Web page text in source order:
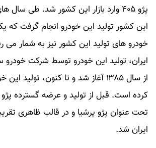
این کشور تولید این خودرو انجام گرفت که
خودرو های تولید این کشور نیز به شمار می
ایران، تولید این خودرو توسط شرکت خودرو
از سال ۱۳۸۵ آغاز شد و تا کنون، تولید
کرده است. قبل از تولید و عرضه گسترده
تحت عنوان پژو پرشیا و در قالب ظاهری تقریبا
ایران شد.